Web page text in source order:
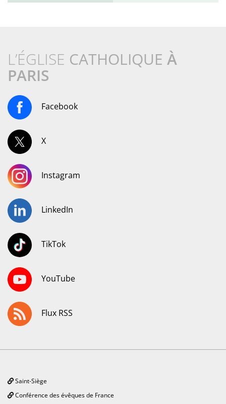
L’ÉGLISE CATHOLIQUE À
PARIS
Facebook
X
Instagram
LinkedIn
TikTok
YouTube
Flux RSS
Saint-Siège
Conférence des évêques de France